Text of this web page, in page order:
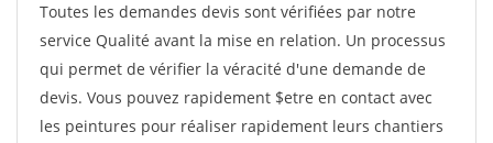
Toutes les demandes devis sont vérifiées par notre
service Qualité avant la mise en relation. Un processus
qui permet de vérifier la véracité d'une demande de
devis. Vous pouvez rapidement $etre en contact avec
les peintures pour réaliser rapidement leurs chantiers